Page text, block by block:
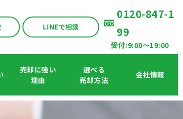
LINEで相談
0120-847-1
99
受付:9:00〜19:00
売却に強い
理由
選べる
売却方法
会社情報